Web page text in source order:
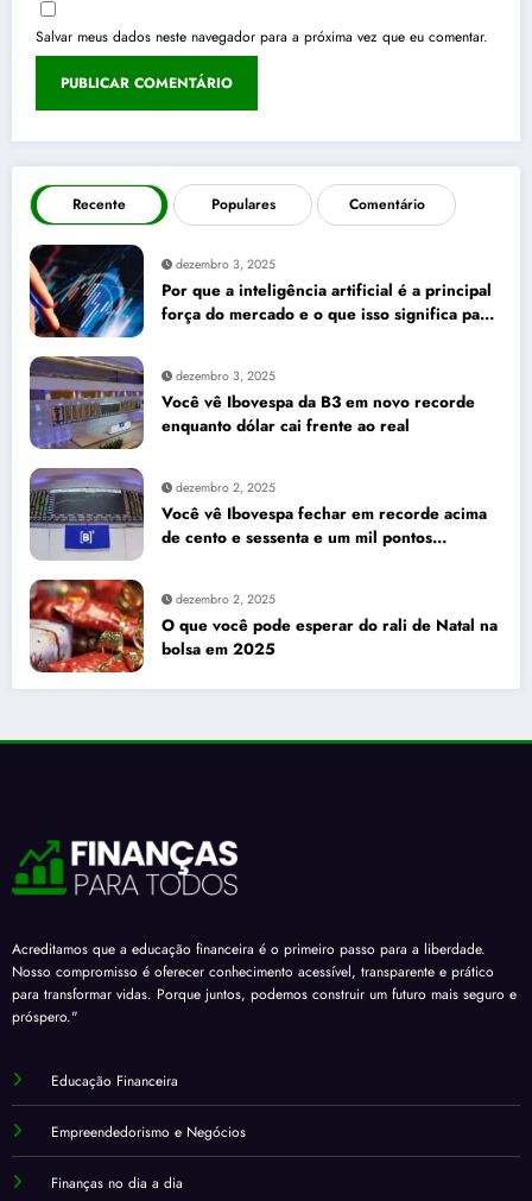
Salvar meus dados neste navegador para a próxima vez que eu comentar.
Recente Populares Comentário
dezembro 3, 2025
Por que a inteligência artificial é a principal
força do mercado e o que isso significa para
dezembro 3, 2025
Você vê Ibovespa da B3 em novo recorde
enquanto dólar cai frente ao real
dezembro 2, 2025
Você vê Ibovespa fechar em recorde acima
de cento e sessenta e um mil pontos
dezembro 2, 2025
O que você pode esperar do rali de Natal na
bolsa em 2025
Acreditamos que a educação financeira é o primeiro passo para a liberdade.
Nosso compromisso é oferecer conhecimento acessível, transparente e prático
para transformar vidas. Porque juntos, podemos construir um futuro mais seguro e
próspero."
Educação Financeira
Empreendedorismo e Negócios
Finanças no dia a dia